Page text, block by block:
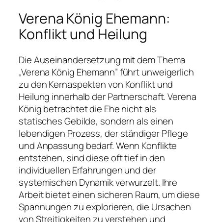
Verena König Ehemann:
Konflikt und Heilung
Die Auseinandersetzung mit dem Thema
„Verena König Ehemann” führt unweigerlich
zu den Kernaspekten von Konflikt und
Heilung innerhalb der Partnerschaft. Verena
König betrachtet die Ehe nicht als
statisches Gebilde, sondern als einen
lebendigen Prozess, der ständiger Pflege
und Anpassung bedarf. Wenn Konflikte
entstehen, sind diese oft tief in den
individuellen Erfahrungen und der
systemischen Dynamik verwurzelt. Ihre
Arbeit bietet einen sicheren Raum, um diese
Spannungen zu explorieren, die Ursachen
von Streitigkeiten zu verstehen und